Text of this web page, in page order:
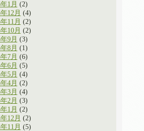
1月 (2)
12月 (4)
11月 (2)
10月 (2)
9月 (3)
8月 (1)
7月 (6)
6月 (5)
5月 (4)
4月 (2)
3月 (4)
2月 (3)
1月 (2)
12月 (2)
11月 (5)